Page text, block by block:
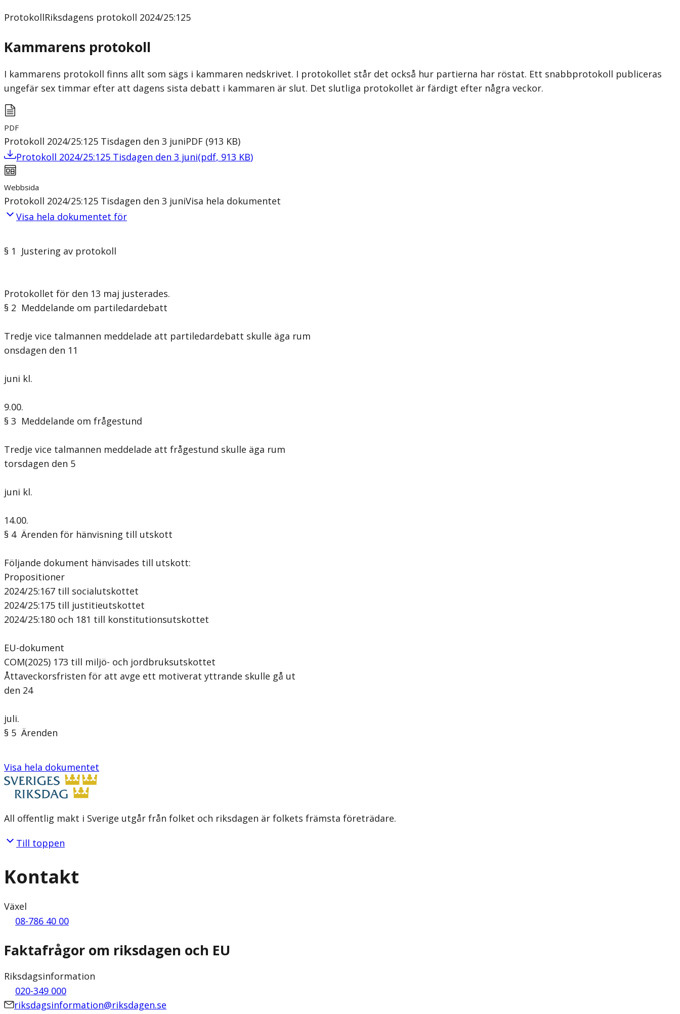
ProtokollRiksdagens protokoll 2024/25:125
Kammarens protokoll
I kammarens protokoll finns allt som sägs i kammaren nedskrivet. I protokollet står det också hur partierna har röstat. Ett snabbprotokoll publiceras
ungefär sex timmar efter att dagens sista debatt i kammaren är slut. Det slutliga protokollet är färdigt efter några veckor.
PDF
Protokoll 2024/25:125 Tisdagen den 3 juniPDF (913 KB)
Protokoll 2024/25:125 Tisdagen den 3 juni(pdf, 913 KB)
Webbsida
Protokoll 2024/25:125 Tisdagen den 3 juniVisa hela dokumentet
Visa hela dokumentet för
§ 1 Justering av protokoll
Protokollet för den 13 maj justerades.
§ 2 Meddelande om partiledardebatt
Tredje vice talmannen meddelade att partiledardebatt skulle äga rum
onsdagen den 11
juni kl.
9.00.
§ 3 Meddelande om frågestund
Tredje vice talmannen meddelade att frågestund skulle äga rum
torsdagen den 5
juni kl.
14.00.
§ 4 Ärenden för hänvisning till utskott
Följande dokument hänvisades till utskott:
Propositioner
2024/25:167 till socialutskottet
2024/25:175 till justitieutskottet
2024/25:180 och 181 till konstitutionsutskottet
EU-dokument
COM(2025) 173 till miljö- och jordbruksutskottet
Åttaveckorsfristen för att avge ett motiverat yttrande skulle gå ut
den 24
juli.
§ 5 Ärenden
Visa hela dokumentet
All offentlig makt i Sverige utgår från folket och riksdagen är folkets främsta företrädare.
Till toppen
Kontakt
Växel
08-786 40 00
Faktafrågor om riksdagen och EU
Riksdagsinformation
020-349 000
riksdagsinformation@riksdagen.se